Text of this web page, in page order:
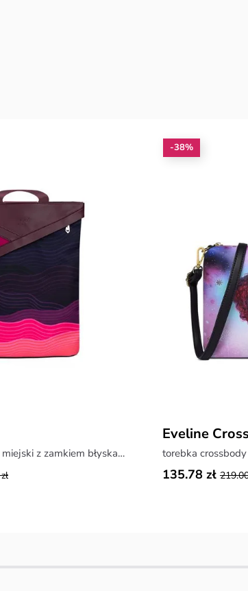
przestronny plecak miejski z zamkiem błyskawicznym
-38%
Eveline
torebka
135.78 zł